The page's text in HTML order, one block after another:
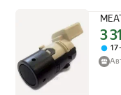
Цена
3
17